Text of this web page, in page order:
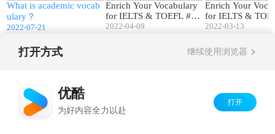
What is academic vocab
ulary？
2022-07-21
Enrich Your Vocabulary
for IELTS & TOEFL #3:
Crime
2022-04-09
Enrich Your
for IELTS &
Environment
2022-03-13
打开方式 继续使用浏览器
优酷
为好内容全力以赴
打开